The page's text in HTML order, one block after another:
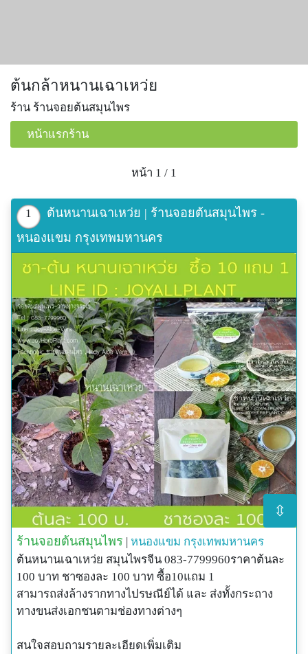
ต้นกล้าหนานเฉาเหว่ย
ร้าน ร้านจอยต้นสมุนไพร
หน้าแรกร้าน
หน้า 1 / 1
1
ต้นหนานเฉาเหว่ย | ร้านจอยต้นสมุนไพร -
หนองแขม กรุงเทพมหานคร
⇳
ร้านจอยต้นสมุนไพร | หนองแขม กรุงเทพมหานคร
ต้นหนานเฉาเหว่ย สมุนไพรจีน 083-7799960ราคาต้นละ
100 บาท ชาซองละ 100 บาท ซื้อ10แถม 1
สามารถส่งล้างรากทางไปรษณีย์ได้ และ ส่งทั้งกระถาง
ทางขนส่งเอกชนตามช่องทางต่างๆ
สนใจสอบถามรายละเอียดเพิ่มเติม